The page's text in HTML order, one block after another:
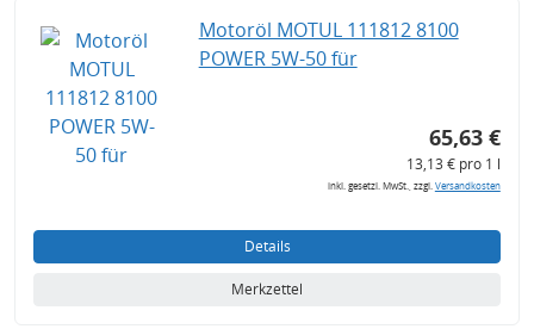
Motoröl MOTUL 111812 8100
POWER 5W-50 für
65,63 €
13,13 € pro 1 l
inkl. gesetzl. MwSt., zzgl.Versandkosten
Details
Merkzettel